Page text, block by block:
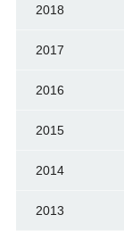
2018
2017
2016
2015
2014
2013